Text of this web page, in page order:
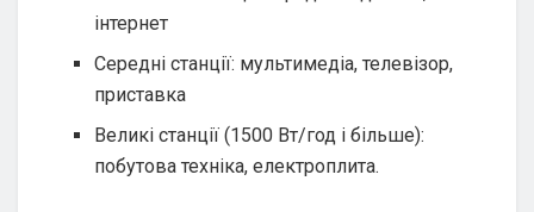
інтернет
Середні станції: мультимедіа, телевізор,
приставка
Великі станції (1500 Вт/год і більше):
побутова техніка, електроплита.